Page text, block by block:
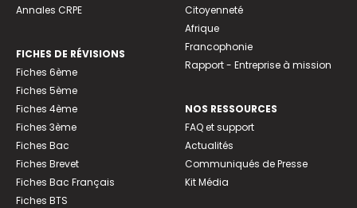
Annales CRPE
FICHES DE RÉVISIONS
Fiches 6ème
Fiches 5ème
Fiches 4ème
Fiches 3ème
Fiches Bac
Fiches Brevet
Fiches Bac Français
Fiches BTS
Citoyenneté
Afrique
Francophonie
Rapport - Entreprise à mission
NOS RESSOURCES
FAQ et support
Actualités
Communiqués de Presse
Kit Média